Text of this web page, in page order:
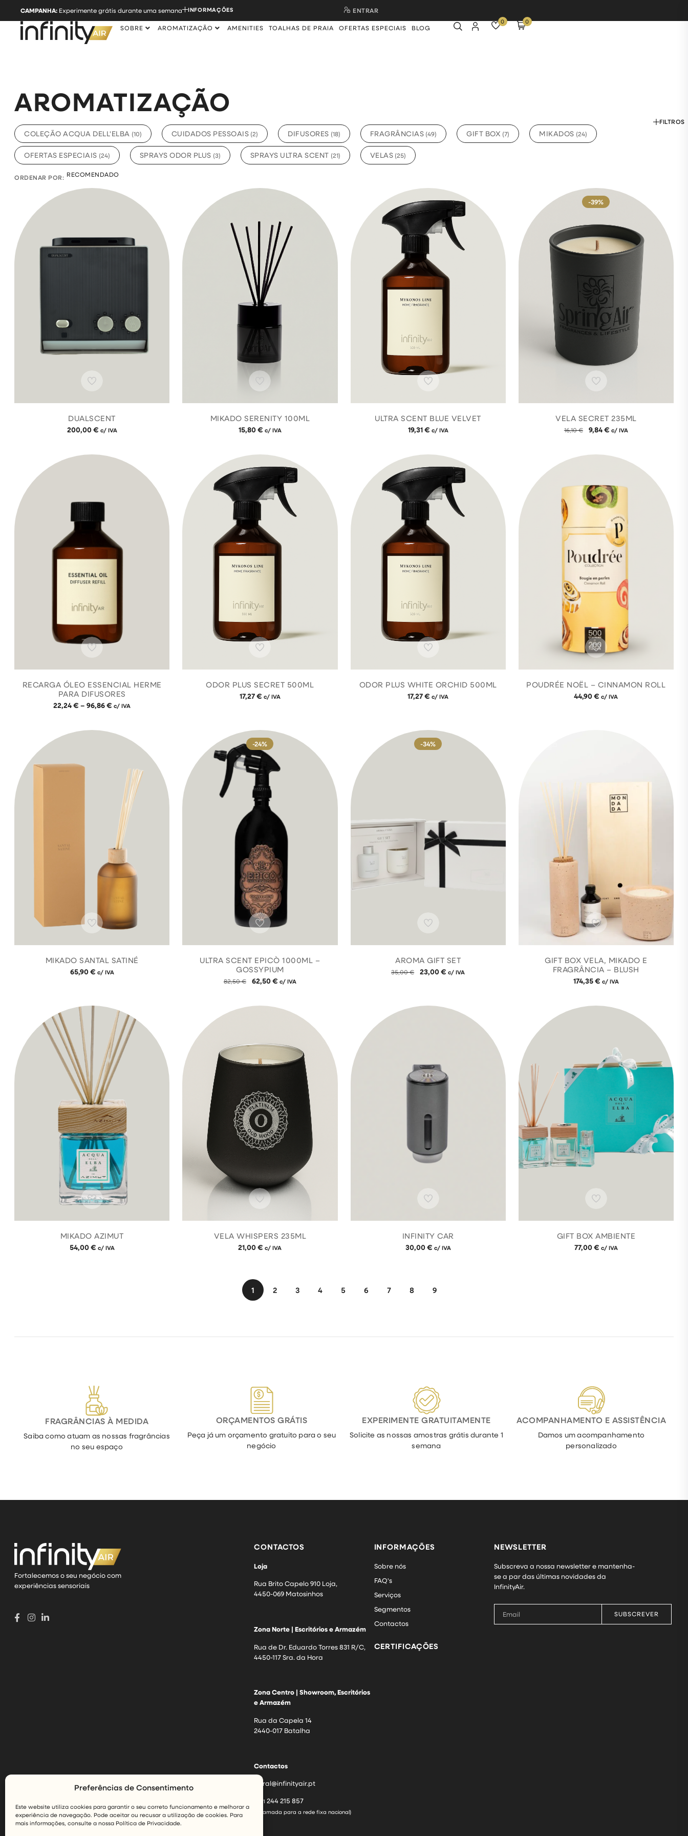
Preferências de Consentimento
Este website utiliza cookies para garantir o seu correto funcionamento e melhorar a
experiência de navegação. Pode aceitar ou recusar a utilização de cookies. Para
mais informações, consulte a nossa Política de Privacidade.
CAMPANHA: Experimente grátis durante uma semana INFORMAÇÕES ENTRAR
SOBRE AROMATIZAÇÃO AMENITIES TOALHAS DE PRAIA OFERTAS ESPECIAIS BLOG
0 0
AROMATIZAÇÃO
COLEÇÃO ACQUA DELL'ELBA (10) CUIDADOS PESSOAIS (2) DIFUSORES (18) FRAGRÂNCIAS (49) GIFT BOX (7) MIKADOS (24)
OFERTAS ESPECIAIS (24) SPRAYS ODOR PLUS (3) SPRAYS ULTRA SCENT (21) VELAS (25)
FILTROS
ORDENAR POR:
DUALSCENT
200,00€ c/ IVA
MIKADO SERENITY 100ML
15,80€ c/ IVA
ULTRA SCENT BLUE VELVET
19,31€ c/ IVA
-39%
VELA SECRET 235ML
16,10€ 9,84€ c/ IVA
RECARGA ÓLEO ESSENCIAL HERME
PARA DIFUSORES
22,24€ – 96,86€ c/ IVA
ODOR PLUS SECRET 500ML
17,27€ c/ IVA
ODOR PLUS WHITE ORCHID 500ML
17,27€ c/ IVA
POUDRÉE NOËL – CINNAMON ROLL
44,90€ c/ IVA
MIKADO SANTAL SATINÉ
65,90€ c/ IVA
-24%
ULTRA SCENT EPICÒ 1000ML –
GOSSYPIUM
82,50€ 62,50€ c/ IVA
-34%
AROMA GIFT SET
35,00€ 23,00€ c/ IVA
GIFT BOX VELA, MIKADO E
FRAGRÂNCIA – BLUSH
174,35€ c/ IVA
MIKADO AZIMUT
54,00€ c/ IVA
VELA WHISPERS 235ML
21,00€ c/ IVA
INFINITY CAR
30,00€ c/ IVA
GIFT BOX AMBIENTE
77,00€ c/ IVA
1 2 3 4 5 6 7 8 9
FRAGRÂNCIAS À MEDIDA
Saiba como atuam as nossas fragrâncias
no seu espaço
ORÇAMENTOS GRÁTIS
Peça já um orçamento gratuito para o seu
negócio
EXPERIMENTE GRATUITAMENTE
Solicite as nossas amostras grátis durante 1
semana
ACOMPANHAMENTO E ASSISTÊNCIA
Damos um acompanhamento
personalizado
Fortalecemos o seu negócio com
experiências sensoriais
CONTACTOS
Loja
Rua Brito Capelo 910 Loja,
4450-069 Matosinhos
Zona Norte | Escritórios e Armazém
Rua de Dr. Eduardo Torres 831 R/C,
4450-117 Sra. da Hora
Zona Centro | Showroom, Escritórios
e Armazém
Rua da Capela 14
2440-017 Batalha
Contactos
geral@infinityair.pt
+351 244 215 857
(Chamada para a rede fixa nacional)
INFORMAÇÕES
Sobre nós
FAQ's
Serviços
Segmentos
Contactos
CERTIFICAÇÕES
NEWSLETTER
Subscreva a nossa newsletter e mantenha-
se a par das últimas novidades da
InfinityAir.
SUBSCREVER